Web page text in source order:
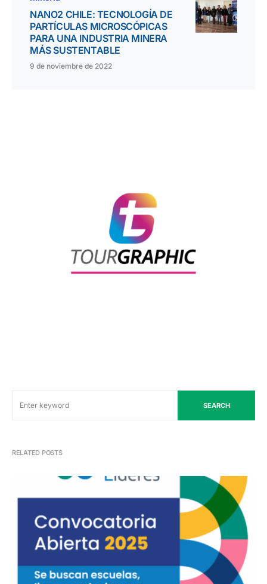
NANO2 CHILE: TECNOLOGÍA DE
PARTÍCULAS MICROSCÓPICAS
PARA UNA INDUSTRIA MINERA
MÁS SUSTENTABLE
9 de noviembre de 2022
SEARCH
RELATED POSTS